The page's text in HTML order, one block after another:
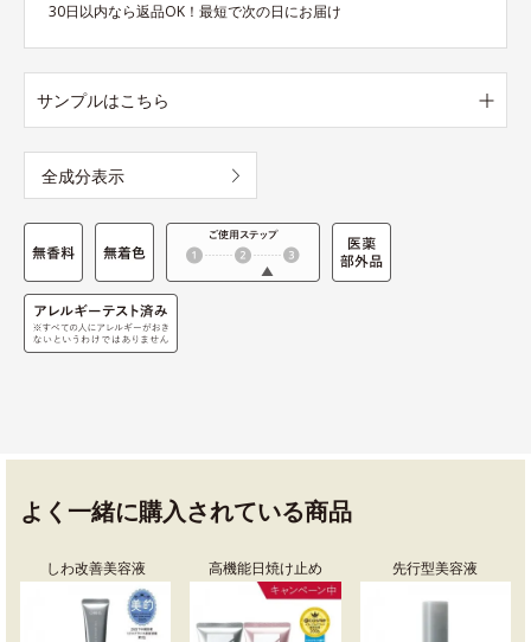
30日以内なら返品OK！最短で次の日にお届け
サンプルはこちら
全成分表示
よく一緒に購入されている商品
しわ改善美容液 高機能日焼け止め 先行型美容液